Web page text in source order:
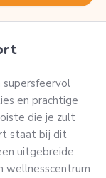
supersfeervol
en prachtige
die je zult
staat bij dit
uitgebreide
wellnesscentrum